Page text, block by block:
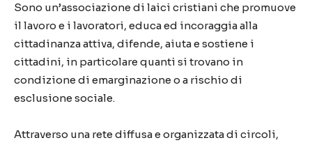
Sono un’associazione di laici cristiani che promuove
il lavoro e i lavoratori, educa ed incoraggia alla
cittadinanza attiva, difende, aiuta e sostiene i
cittadini, in particolare quanti si trovano in
condizione di emarginazione o a rischio di
esclusione sociale.
Attraverso una rete diffusa e organizzata di circoli,